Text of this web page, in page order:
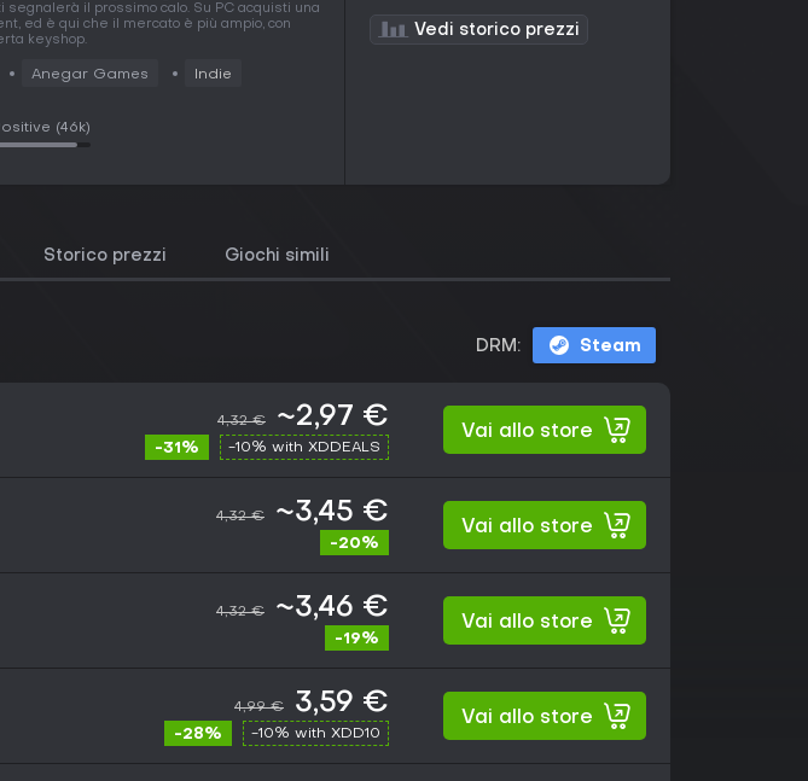
segnalerà il prossimo calo. Su PC acquisti una
ed è qui che il mercato è più ampio, con
keyshop.
Anegar Games Indie
(46k)
Vedi storico prezzi
Storico prezzi Giochi simili
DRM: Steam
4,32 € ~2,97 €
-31% -10% with XDDEALS
Vai allo store
4,32 € ~3,45 €
-20%
Vai allo store
4,32 € ~3,46 €
-19%
Vai allo store
4,99 € 3,59 €
-28% -10% with XDD10
Vai allo store